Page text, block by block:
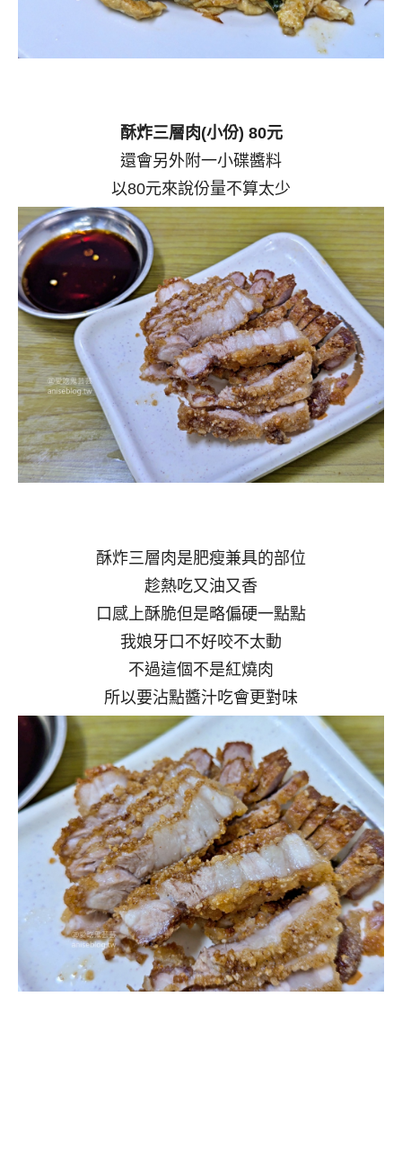
酥炸三層肉(小份) 80元
還會另外附一小碟醬料
以80元來說份量不算太少
酥炸三層肉是肥瘦兼具的部位
趁熱吃又油又香
口感上酥脆但是略偏硬一點點
我娘牙口不好咬不太動
不過這個不是紅燒肉
所以要沾點醬汁吃會更對味